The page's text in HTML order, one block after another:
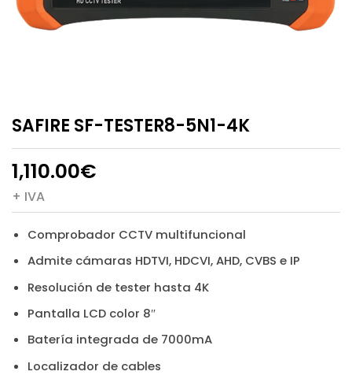
SAFIRE SF-TESTER8-5N1-4K
1,110.00€
+ IVA
Comprobador CCTV multifuncional
Admite cámaras HDTVI, HDCVI, AHD, CVBS e IP
Resolución de tester hasta 4K
Pantalla LCD color 8″
Batería integrada de 7000mA
Localizador de cables